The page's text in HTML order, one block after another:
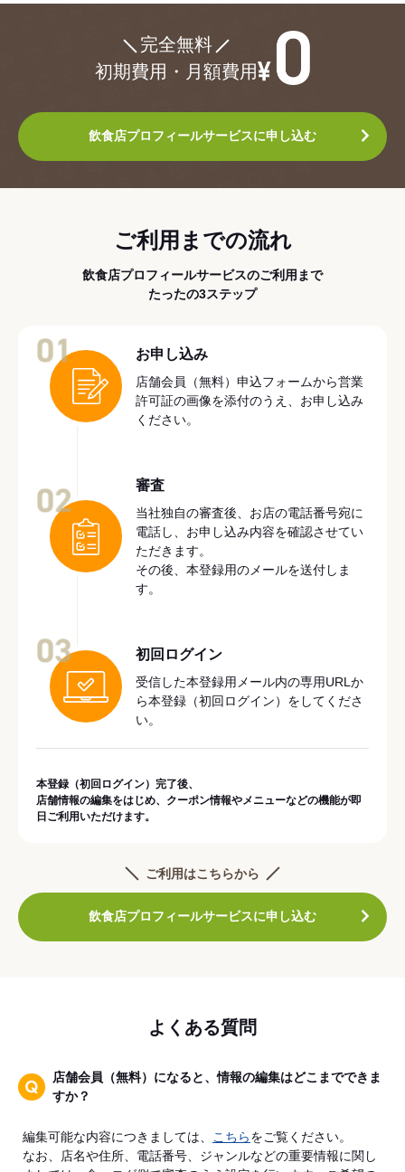
完全無料
初期費用・月額費用
飲食店プロフィールサービスに申し込む
ご利用までの流れ
飲食店プロフィールサービスのご利用まで
たったの3ステップ
お申し込み
店舗会員（無料）申込フォームから営業
許可証の画像を添付のうえ、お申し込み
ください。
審査
当社独自の審査後、お店の電話番号宛に
電話し、お申し込み内容を確認させてい
ただきます。
その後、本登録用のメールを送付しま
す。
初回ログイン
受信した本登録用メール内の専用URLか
ら本登録（初回ログイン）をしてくださ
い。
本登録（初回ログイン）完了後、
店舗情報の編集をはじめ、クーポン情報やメニューなどの機能が即
日ご利用いただけます。
ご利用はこちらから
飲食店プロフィールサービスに申し込む
よくある質問
店舗会員（無料）になると、情報の編集はどこまでできま
すか？
編集可能な内容につきましては、 こちらをご覧ください。
なお、店名や住所、電話番号、ジャンルなどの重要情報に関し